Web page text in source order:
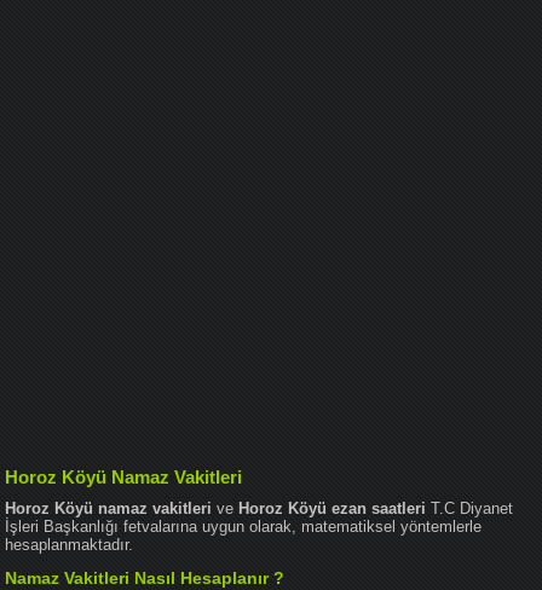
Horoz Köyü Namaz Vakitleri
Horoz Köyü namaz vakitleri ve Horoz Köyü ezan saatleri T.C Diyanet
İşleri Başkanlığı fetvalarına uygun olarak, matematiksel yöntemlerle
hesaplanmaktadır.
Namaz Vakitleri Nasıl Hesaplanır ?